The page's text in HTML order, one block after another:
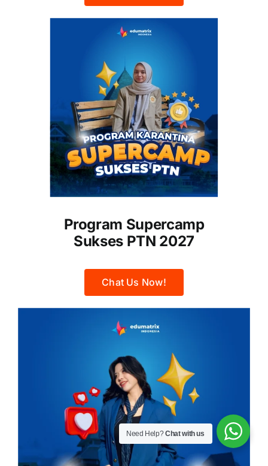
Program Supercamp
Sukses PTN 2027
Chat Us Now!
Need Help?Chat with us